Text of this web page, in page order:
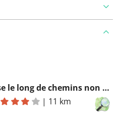
Randonnée aventureuse le long de chemins non pavés
| 11 km